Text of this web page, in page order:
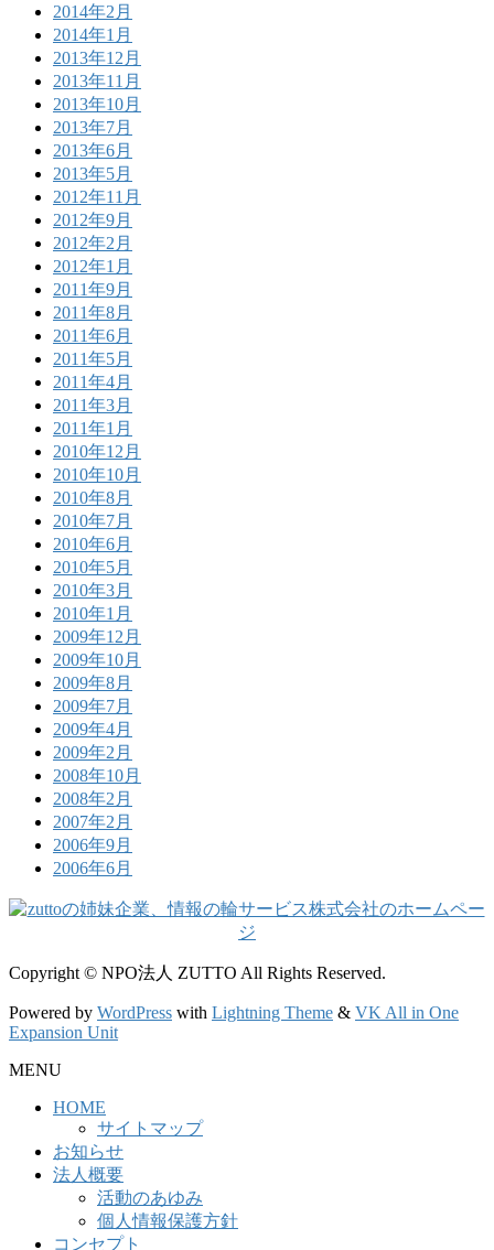
2014年2月
2014年1月
2013年12月
2013年11月
2013年10月
2013年7月
2013年6月
2013年5月
2012年11月
2012年9月
2012年2月
2012年1月
2011年9月
2011年8月
2011年6月
2011年5月
2011年4月
2011年3月
2011年1月
2010年12月
2010年10月
2010年8月
2010年7月
2010年6月
2010年5月
2010年3月
2010年1月
2009年12月
2009年10月
2009年8月
2009年7月
2009年4月
2009年2月
2008年10月
2008年2月
2007年2月
2006年9月
2006年6月
Copyright © NPO法人 ZUTTO All Rights Reserved.
Powered by WordPress with Lightning Theme & VK All in One
Expansion Unit
MENU
HOME
サイトマップ
お知らせ
法人概要
活動のあゆみ
個人情報保護方針
コンセプト